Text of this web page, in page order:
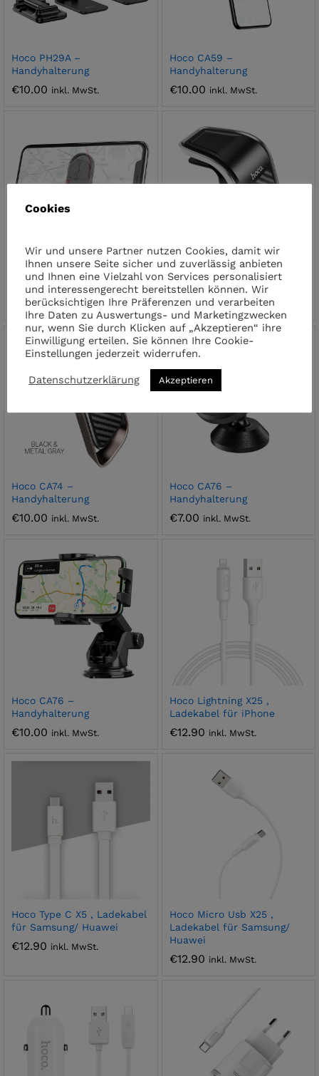
Hoco PH29A –
Handyhalterung
€10.00 inkl. MwSt.
Hoco CA59 –
Handyhalterung
€10.00 inkl. MwSt.
Hoco CA78 –
Handyhalterung
10.00 inkl. MwSt.
Hoco CA74 –
Handyhalterung
€10.00 inkl. MwSt.
Hoco CA74 –
Handyhalterung
€10.00 inkl. MwSt.
Hoco CA76 –
Handyhalterung
€7.00 inkl. MwSt.
Hoco CA76 –
Handyhalterung
€10.00 inkl. MwSt.
Hoco Lightning X25 ,
Ladekabel für iPhone
€12.90 inkl. MwSt.
Hoco Type C X5 , Ladekabel
für Samsung/ Huawei
€12.90 inkl. MwSt.
Hoco Micro Usb X25 ,
Ladekabel für Samsung/
Huawei
€12.90 inkl. MwSt.
Cookies
Wir und unsere Partner nutzen Cookies, damit wir
Ihnen unsere Seite sicher und zuverlässig anbieten
und Ihnen eine Vielzahl von Services personalisiert
und interessengerecht bereitstellen können. Wir
berücksichtigen Ihre Präferenzen und verarbeiten
Ihre Daten zu Auswertungs- und Marketingzwecken
nur, wenn Sie durch Klicken auf „Akzeptieren“ ihre
Einwilligung erteilen. Sie können Ihre Cookie-
Einstellungen jederzeit widerrufen.
Datenschutzerklärung Akzeptieren